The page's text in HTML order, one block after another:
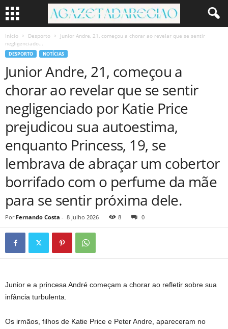
Início Desporto
Junior Andre, 21, começou a chorar ao revelar que se sentir
negligenciado...
DESPORTO NOTÍCIAS
Junior Andre, 21, começou a
chorar ao revelar que se sentir
negligenciado por Katie Price
prejudicou sua autoestima,
enquanto Princess, 19, se
lembrava de abraçar um cobertor
borrifado com o perfume da mãe
para se sentir próxima dele.
Por Fernando Costa - 8 Julho 2026 8 0
Junior e a princesa André começam a chorar ao refletir sobre sua
infância turbulenta.
Os irmãos, filhos de Katie Price e Peter Andre, apareceram no